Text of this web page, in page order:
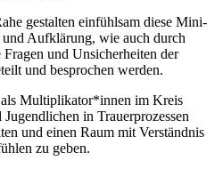
gestalten einfühlsam diese Mini-
Aufklärung, wie auch durch
und Unsicherheiten der
und besprochen werden.
Multiplikator*innen im Kreis
in Trauerprozessen
und einen Raum mit Verständnis
zu geben.